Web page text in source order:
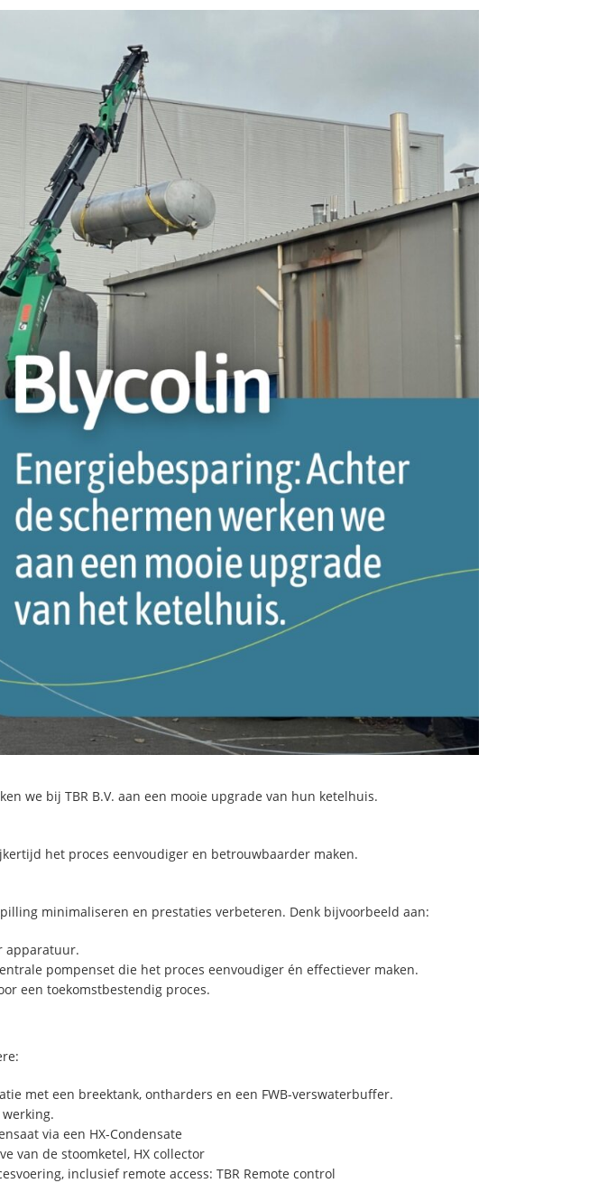
we bij TBR B.V. aan een mooie upgrade van hun ketelhuis.
het proces eenvoudiger en betrouwbaarder maken.
minimaliseren en prestaties verbeteren. Denk bijvoorbeeld aan:
apparatuur.
pompenset die het proces eenvoudiger én effectiever maken.
een toekomstbestendig proces.
met een breektank, ontharders en een FWB-verswaterbuffer.
via een HX-Condensate
van de stoomketel, HX collector
inclusief remote access: TBR Remote control